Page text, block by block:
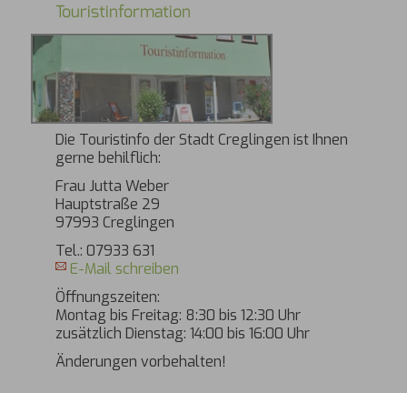
Touristinformation
Die Touristinfo der Stadt Creglingen ist Ihnen
gerne behilflich:
Frau Jutta Weber
Hauptstraße 29
97993 Creglingen
Tel.: 07933 631
E-Mail schreiben
Öffnungszeiten:
Montag bis Freitag: 8:30 bis 12:30 Uhr
zusätzlich Dienstag: 14:00 bis 16:00 Uhr
Änderungen vorbehalten!